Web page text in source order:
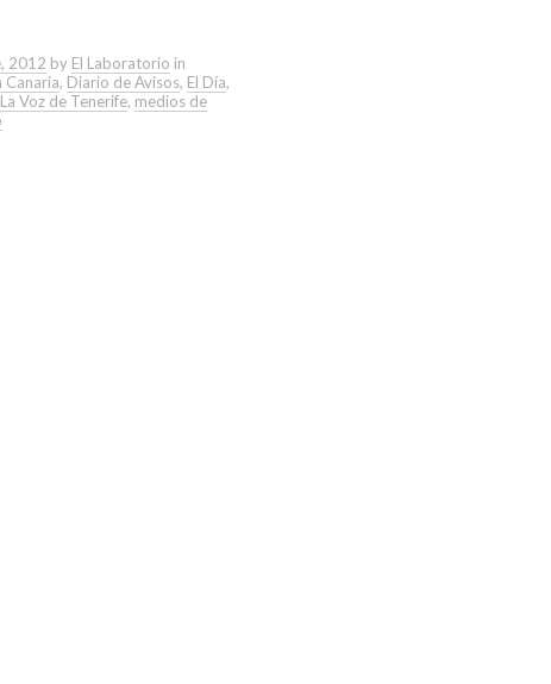
2012 by El Laboratorio in
Canaria, Diario de Avisos, El Día,
La Voz de Tenerife, medios de